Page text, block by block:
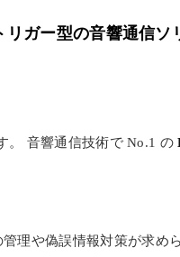
ガー型の音響通信ソ
。 音響通信技術で No.1 の
理や偽誤情報対策が求め